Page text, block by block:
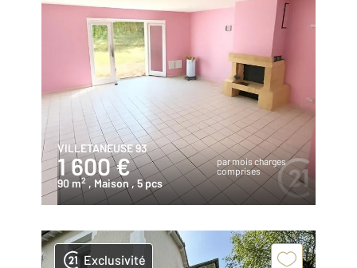
VILLETANEUSE 93
1 600 €
par mois charges
comprises
90 m2 , Maison , 5 pcs
Exclusivité